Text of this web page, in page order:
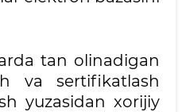
tan olinadigan
va sertifikatlash
yuzasidan xorijiy